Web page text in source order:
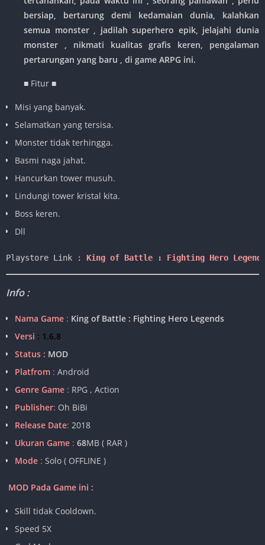
bersiap, bertarung demi kedamaian dunia, kalahkan
semua monster , jadilah superhero epik, jelajahi dunia
monster , nikmati kualitas grafis keren, pengalaman
pertarungan yang baru , di game ARPG ini.
■ Fitur ■
Misi yang banyak.
Selamatkan yang tersisa.
Monster tidak terhingga.
Basmi naga jahat.
Hancurkan tower musuh.
Lindungi tower kristal kita.
Boss keren.
Dll
Playstore Link : King of Battle : Fighting Hero
Info :
Nama Game : King of Battle : Fighting Hero Legends
Versi : 1.6.8
Status : MOD
Platfrom : Android
Genre Game : RPG , Action
Publisher: Oh BiBi
Release Date: 2018
Ukuran Game : 68MB ( RAR )
Mode : Solo ( OFFLINE )
MOD Pada Game ini :
Skill tidak Cooldown.
Speed 5X